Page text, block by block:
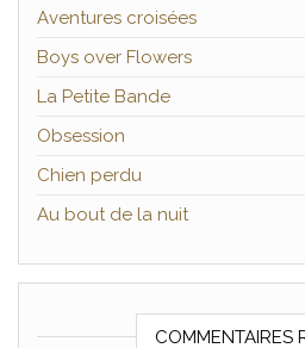
Aventures croisées
Boys over Flowers
La Petite Bande
Obsession
Chien perdu
Au bout de la nuit
COMMENTAIRES